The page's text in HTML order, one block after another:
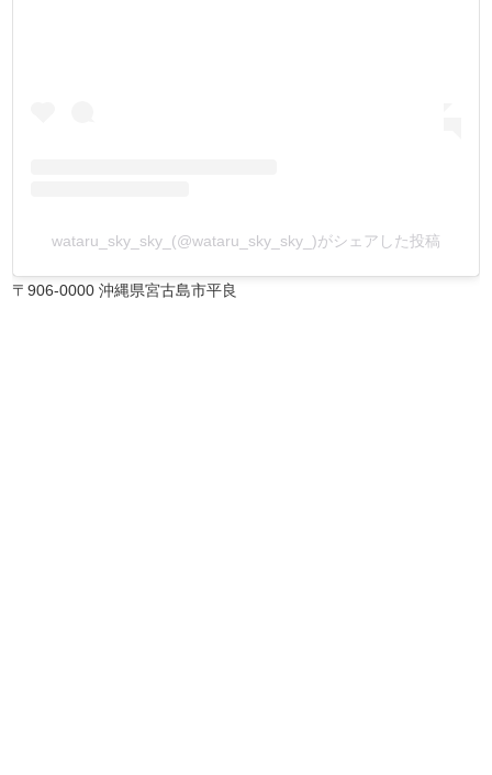
wataru_sky_sky_(@wataru_sky_sky_)がシェアした投稿
〒906-0000 沖縄県宮古島市平良